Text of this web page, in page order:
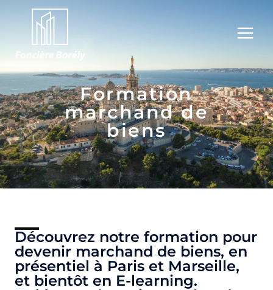
Formation
marchand de
biens
Découvrez notre formation pour
devenir marchand de biens, en
présentiel à Paris et Marseille,
et bientôt en E-learning.